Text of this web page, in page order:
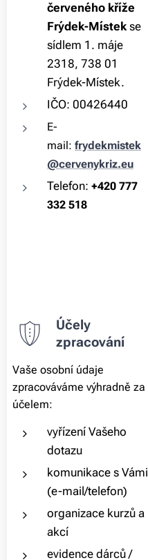
červeného kříže
Frýdek-Místekse
sídlem 1. máje
2318, 738 01
Frýdek-Místek.
IČO: 00426440
E-
mail: frydekmistek
@cervenykriz.eu
Telefon: +420 777
332 518
Účely
zpracování
Vaše osobní údaje
zpracováváme výhradně za
účelem:
vyřízení Vašeho
dotazu
komunikace s Vámi
(e-mail/telefon)
organizace kurzů a
akcí
evidence dárců /